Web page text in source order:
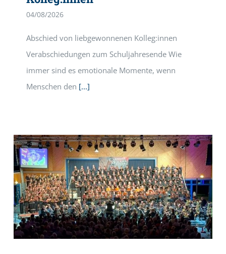
04/08/2026
Abschied von liebgewonnenen Kolleg:innen
Verabschiedungen zum Schuljahresende Wie
immer sind es emotionale Momente, wenn
Menschen den [...]